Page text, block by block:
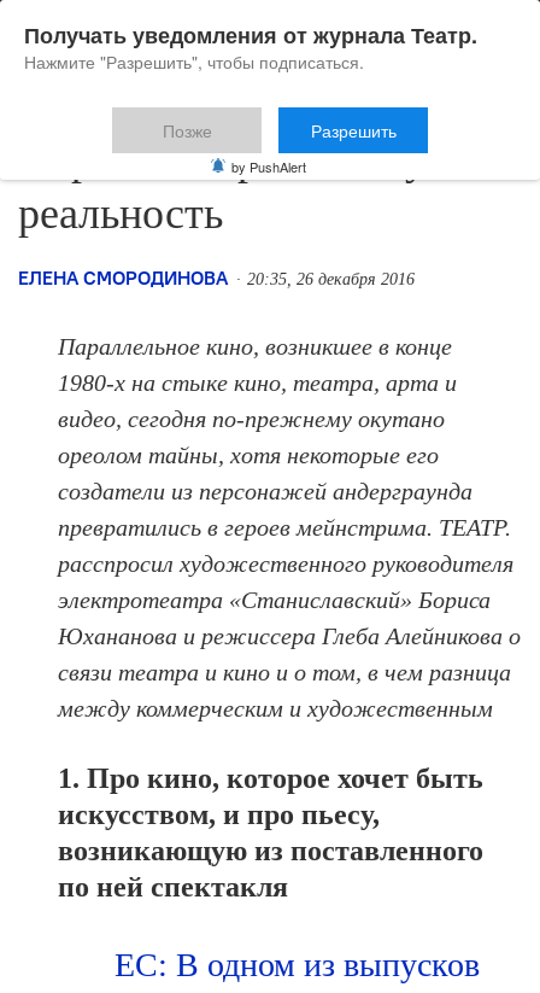
Портал в параллельную
реальность
ЕЛЕНА СМОРОДИНОВА 20:35, 26 декабря 2016
Параллельное кино, возникшее в конце
1980-­х на стыке кино, театра, арта и
видео, сегодня по-­прежнему окутано
ореолом тайны, хотя некоторые его
создатели из персонажей андерграунда
превратились в героев мейнстрима. ТЕАТР.
расспросил художественного руководителя
электротеатра «Станиславский» Бориса
Юхананова и режиссера Глеба Алейникова о
связи театра и кино и о том, в чем разница
между коммерческим и художественным
1. Про кино, которое хочет быть
искусством, и про пьесу,
возникающую из поставленного
по ней спектакля
ЕС: В одном из выпусков
Получать уведомления от журнала Театр.
Нажмите "Разрешить", чтобы подписаться.
Позже Разрешить
by PushAlert